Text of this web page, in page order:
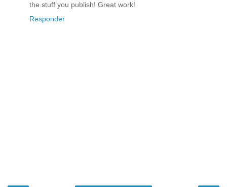
the stuff you publish! Great work!
Responder